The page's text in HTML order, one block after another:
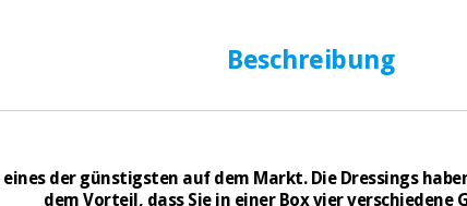
Beschreibung
eines der günstigsten auf dem Markt. Die Dressings
dem Vorteil, dass Sie in einer Box vier verschiedene